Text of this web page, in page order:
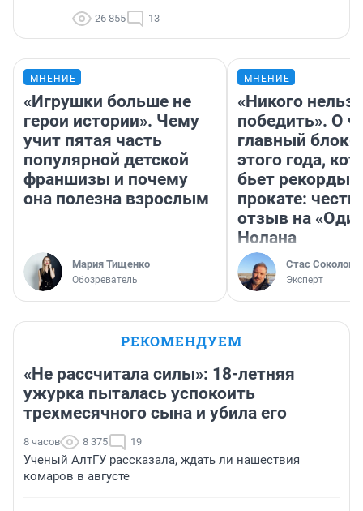
26 855 13
МНЕНИЕ
«Игрушки больше не
герои истории». Чему
учит пятая часть
популярной детской
франшизы и почему
она полезна взрослым
Мария Тищенко
Обозреватель
МНЕНИЕ
«Никого нельзя
победить». О
главный
этого года,
бьет рекорды в
прокате:
отзыв на
Нолана
Стас Соколов
Эксперт
РЕКОМЕНДУЕМ
«Не рассчитала силы»: 18-летняя
ужурка пыталась успокоить
трехмесячного сына и убила его
8 часов 8 375 19
Ученый АлтГУ рассказала, ждать ли нашествия
комаров в августе